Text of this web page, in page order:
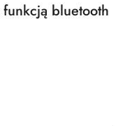
bluetooth